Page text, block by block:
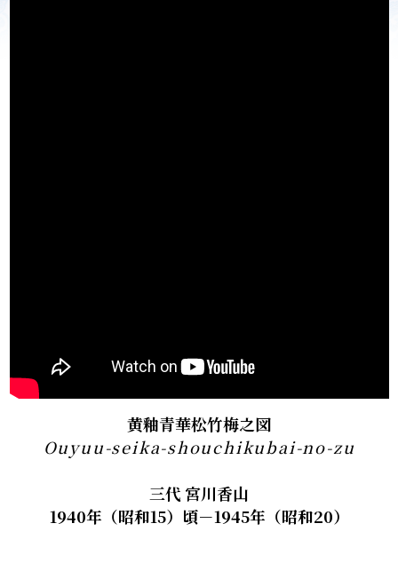
黄釉青華松竹梅之図
Ouyuu-seika-shouchikubai-no-zu
三代 宮川香山
1940年（昭和15）頃－1945年（昭和20）